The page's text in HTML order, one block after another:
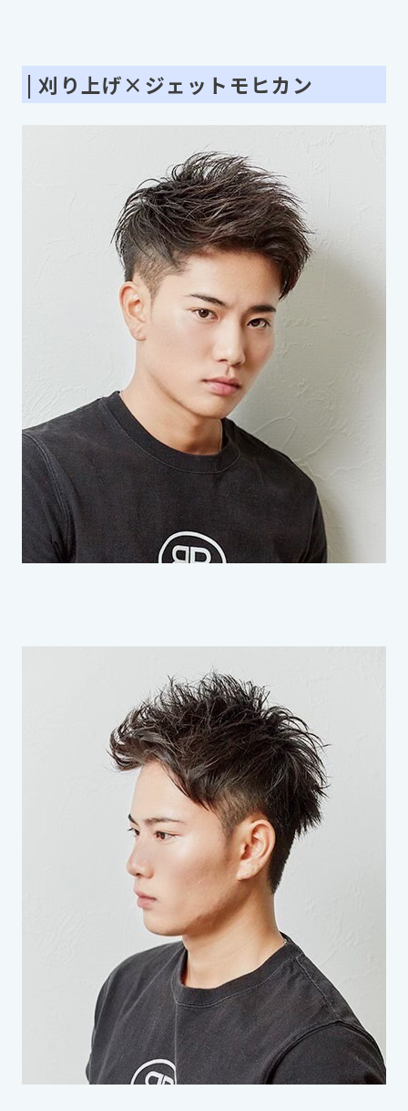
| 刈り上げ×ジェットモヒカン